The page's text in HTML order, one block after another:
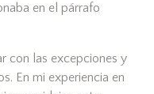
en el párrafo
con las excepciones y
En mi experiencia en